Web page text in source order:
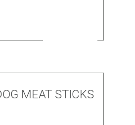
MEAT STICKS